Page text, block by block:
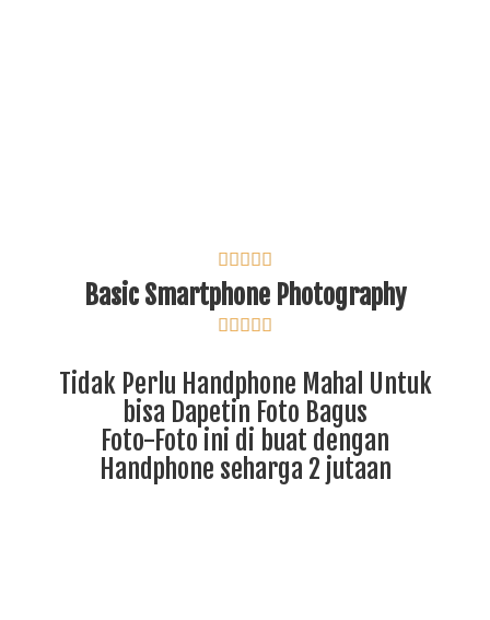

Basic Smartphone Photography

Tidak Perlu Handphone Mahal Untuk
bisa Dapetin Foto Bagus
Foto-Foto ini di buat dengan
Handphone seharga 2 jutaan